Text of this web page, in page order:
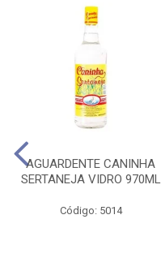
AGUARDENTE CANINHA
SERTANEJA VIDRO 970ML
Código: 5014